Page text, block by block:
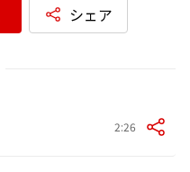
シェア
2:26